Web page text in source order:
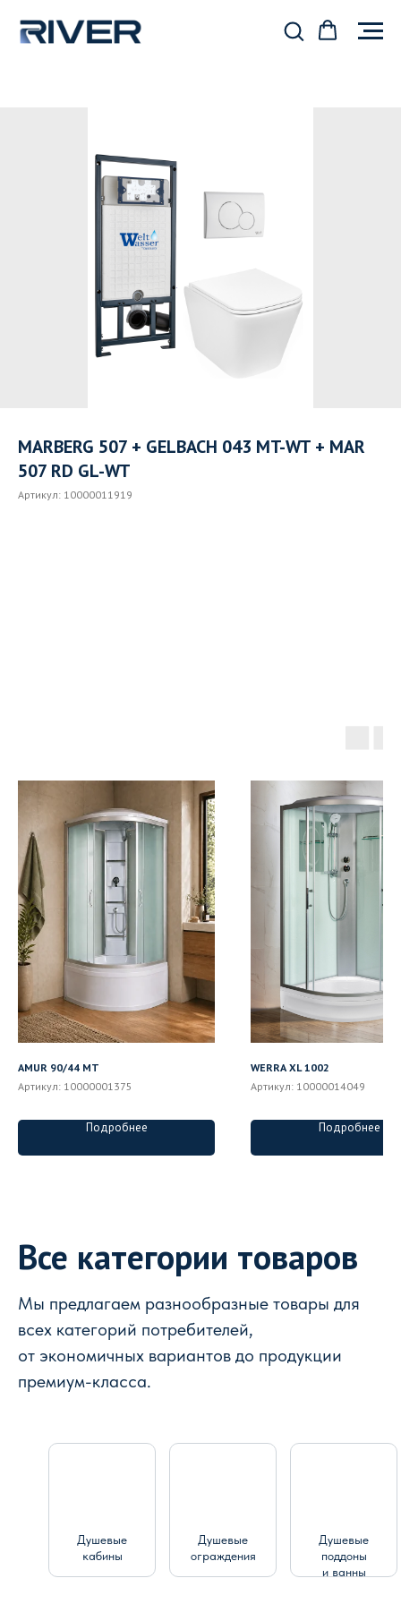
MARBERG 507 + GELBACH 043 MT-WT + MAR
507 RD GL-WT
Артикул: 10000011919
AMUR 90/44 MT
Артикул: 10000001375
Подробнее
WERRA XL 1002
Артикул: 10000014049
Подробнее
Все категории товаров
Мы предлагаем разнообразные товары для
всех категорий потребителей,
от экономичных вариантов до продукции
премиум-класса.
Душевые
кабины
Душевые
ограждения
Душевые
поддоны
и ванны